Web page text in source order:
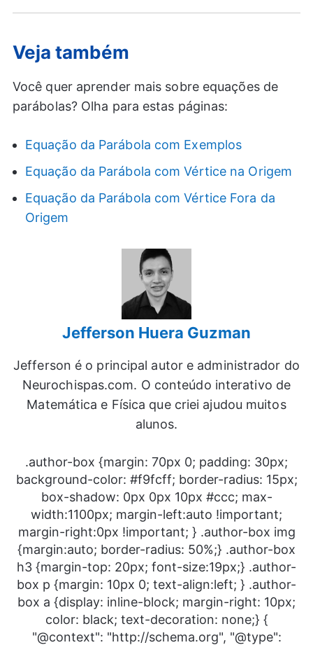
Veja também
Você quer aprender mais sobre equações de
parábolas? Olha para estas páginas:
Equação da Parábola com Exemplos
Equação da Parábola com Vértice na Origem
Equação da Parábola com Vértice Fora da
Origem
Jefferson Huera Guzman
Jefferson é o principal autor e administrador do
Neurochispas.com. O conteúdo interativo de
Matemática e Física que criei ajudou muitos
alunos.
.author-box {margin: 70px 0; padding: 30px;
background-color: #f9fcff; border-radius: 15px;
box-shadow: 0px 0px 10px #ccc; max-
width:1100px; margin-left:auto !important;
margin-right:0px !important; } .author-box img
{margin:auto; border-radius: 50%;} .author-box
h3 {margin-top: 20px; font-size:19px;} .author-
box p {margin: 10px 0; text-align:left; } .author-
box a {display: inline-block; margin-right: 10px;
color: black; text-decoration: none;} {
"@context": "http://schema.org", "@type":